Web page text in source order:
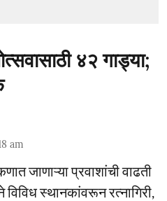
४२ गाड्या;
am
जाणाऱ्या प्रवाशांची वाढती
विविध स्थानकांवरून रत्नागिरी,